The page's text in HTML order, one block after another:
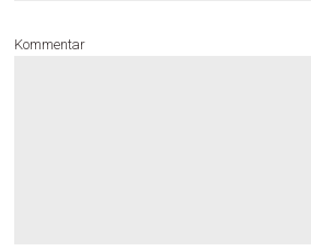
Kommentar